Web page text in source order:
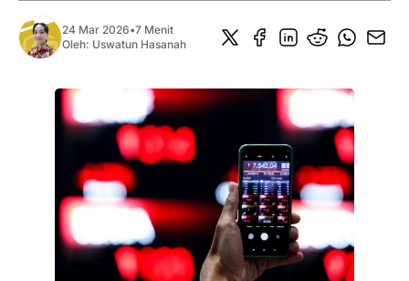
24 Mar 2026•7 Menit
Oleh: Uswatun Hasanah